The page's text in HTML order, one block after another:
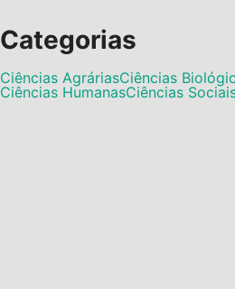
Categorias
Ciências AgráriasCiências
Ciências HumanasCiências